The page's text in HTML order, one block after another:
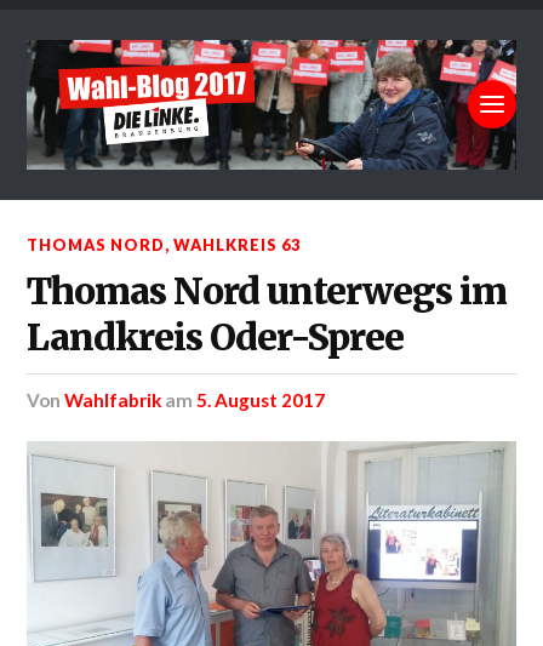
THOMAS NORD,WAHLKREIS 63
Thomas Nord unterwegs im
Landkreis Oder-Spree
vonWahlfabrik am5. August 2017